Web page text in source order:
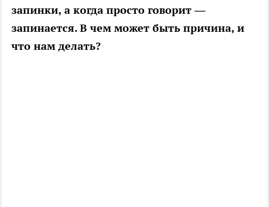
запинки, а когда просто говорит —
запинается. В чем может быть причина, и
что нам делать?